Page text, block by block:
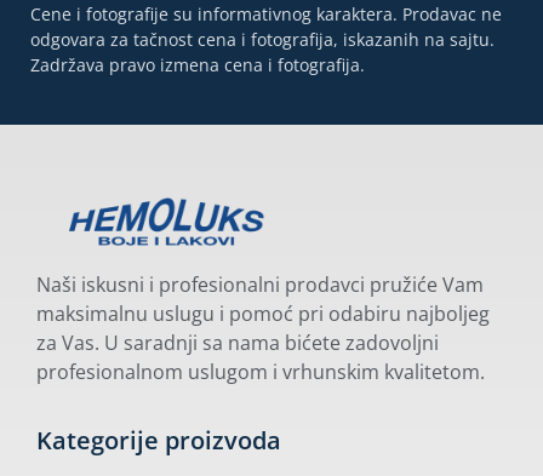
Cene i fotografije su informativnog karaktera. Prodavac ne
odgovara za tačnost cena i fotografija, iskazanih na sajtu.
Zadržava pravo izmena cena i fotografija.
Naši iskusni i profesionalni prodavci pružiće Vam
maksimalnu uslugu i pomoć pri odabiru najboljeg
za Vas. U saradnji sa nama bićete zadovoljni
profesionalnom uslugom i vrhunskim kvalitetom.
Kategorije proizvoda